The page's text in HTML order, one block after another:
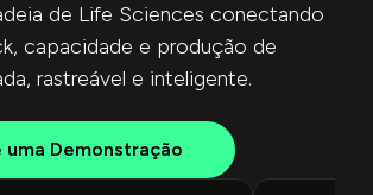
de Life Sciences conectando
capacidade e produção de
rastreável e inteligente.
uma Demonstração